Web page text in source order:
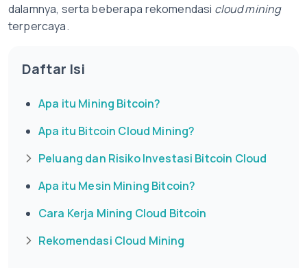
dalamnya, serta beberapa rekomendasi cloud mining
terpercaya.
Daftar Isi
Apa itu Mining Bitcoin?
Apa itu Bitcoin Cloud Mining?
Peluang dan Risiko Investasi Bitcoin Cloud
Apa itu Mesin Mining Bitcoin?
Cara Kerja Mining Cloud Bitcoin
Rekomendasi Cloud Mining